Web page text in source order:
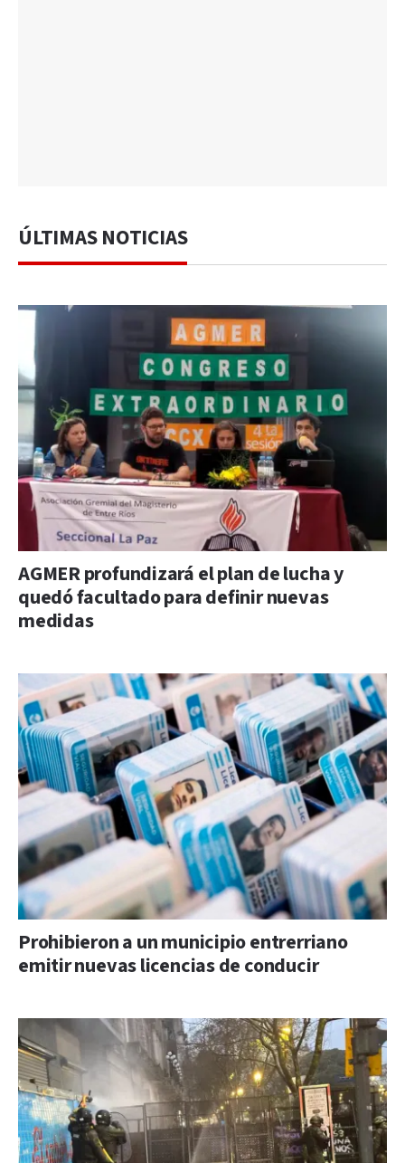
ÚLTIMAS NOTICIAS
AGMER profundizará el plan de lucha y
quedó facultado para definir nuevas
medidas
Prohibieron a un municipio entrerriano
emitir nuevas licencias de conducir